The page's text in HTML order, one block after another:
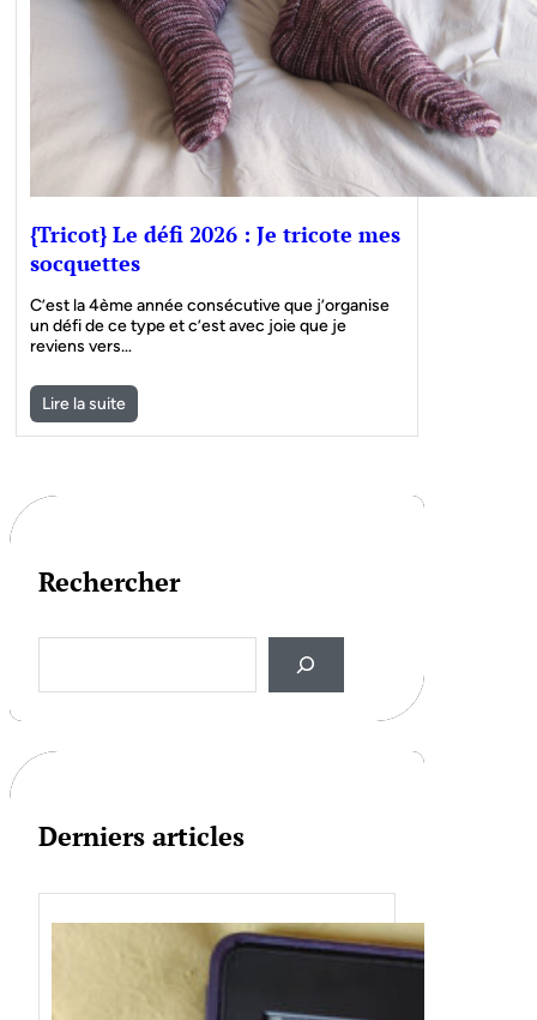
{Tricot} Le défi 2026 : Je tricote mes
socquettes
C’est la 4ème année consécutive que j’organise
un défi de ce type et c’est avec joie que je
reviens vers…
Lire la suite
Rechercher
a
h
Derniers articles